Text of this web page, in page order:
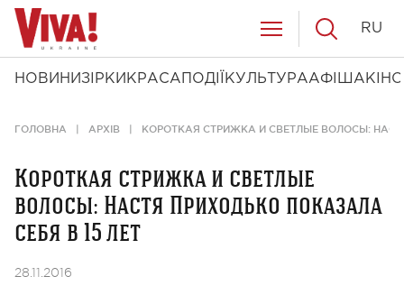
НОВИНИ ЗІРКИ КРАСА ПОДІЇ КУЛЬТУРААФІША КІНО
RU
ГОЛОВНА АРХІВ КОРОТКАЯ СТРИЖКА И СВЕТЛЫЕ ВОЛОСЫ:
Короткая стрижка и светлые
волосы: Настя Приходько показала
себя в 15 лет
28.11.2016